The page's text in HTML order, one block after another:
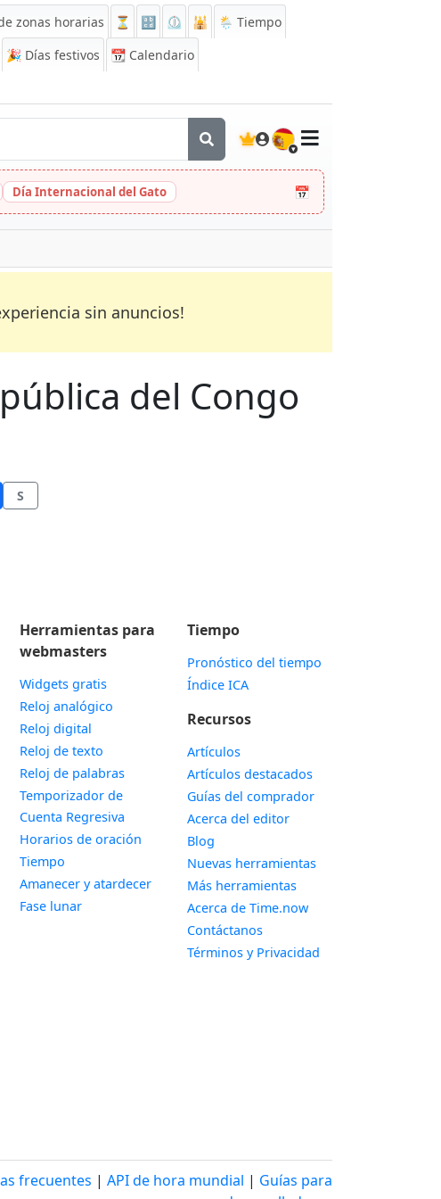
zonas horarias ⏳ 🔡 ⏲️ 🕌
🌦️ Tiempo
🎉 Días festivos 📆 Calendario
🇪🇸
Día Internacional del Gato 📅
sin anuncios!
del Congo
S
Herramientas para
webmasters
Widgets gratis
Reloj analógico
Reloj digital
Reloj de texto
Reloj de palabras
Temporizador de
Cuenta Regresiva
Horarios de oración
Tiempo
Amanecer y atardecerWidget
Fase lunarWidget
Tiempo
Pronóstico del tiempo
Índice ICA
Recursos
Artículos
Artículos destacados
Guías del comprador
Acerca del editor
Blog
Nuevas herramientas
Más herramientas
Acerca de Time.now
Contáctanos
Términos y Privacidad
frecuentes | API de hora mundial | Guías para